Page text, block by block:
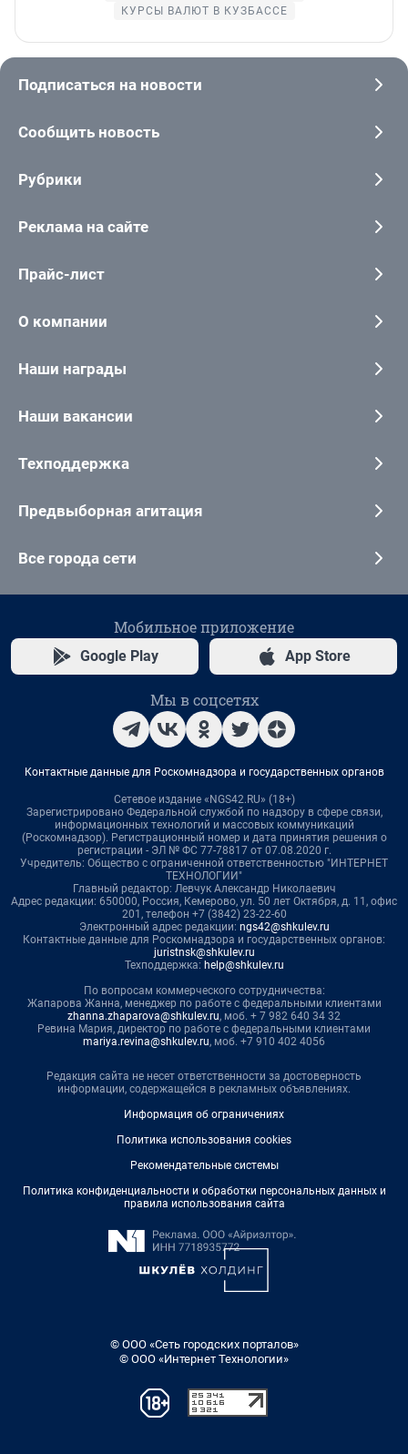
КУРСЫ ВАЛЮТ В КУЗБАССЕ
Подписаться на новости
Сообщить новость
Рубрики
Реклама на сайте
Прайс-лист
О компании
Наши награды
Наши вакансии
Техподдержка
Предвыборная агитация
Все города сети
Мобильное приложение
Google Play App Store
Мы в соцсетях
Контактные данные для Роскомнадзора и государственных органов
Сетевое издание «NGS42.RU» (18+)
Зарегистрировано Федеральной службой по надзору в сфере связи,
информационных технологий и массовых коммуникаций
(Роскомнадзор). Регистрационный номер и дата принятия решения о
регистрации - ЭЛ № ФС 77-78817 от 07.08.2020 г.
Учредитель: Общество с ограниченной ответственностью "ИНТЕРНЕТ
ТЕХНОЛОГИИ"
Главный редактор: Левчук Александр Николаевич
Адрес редакции: 650000, Россия, Кемерово, ул. 50 лет Октября, д. 11, офис
201, телефон +7 (3842) 23-22-60
Электронный адрес редакции: ngs42@shkulev.ru
Контактные данные для Роскомнадзора и государственных органов:
juristnsk@shkulev.ru
Техподдержка: help@shkulev.ru
По вопросам коммерческого сотрудничества:
Жапарова Жанна, менеджер по работе с федеральными клиентами
zhanna.zhaparova@shkulev.ru, моб. + 7 982 640 34 32
Ревина Мария, директор по работе с федеральными клиентами
mariya.revina@shkulev.ru, моб. +7 910 402 4056
Редакция сайта не несет ответственности за достоверность
информации, содержащейся в рекламных объявлениях.
Информация об ограничениях
Политика использования cookies
Рекомендательные системы
Политика конфиденциальности и обработки персональных данных и
правила использования сайта
© ООО «Сеть городских порталов»
© ООО «Интернет Технологии»